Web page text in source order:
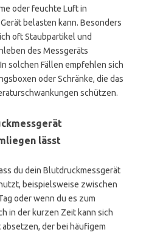
oder feuchte Luft in
belasten kann. Besonders
oft Staubpartikel und
des Messgeräts
solchen Fällen empfehlen sich
oder Schränke, die das
schützen.
lässt
du dein Blutdruckmessgerät
beispielsweise zwischen
oder wenn du es zum
in der kurzen Zeit kann sich
der bei häufigem